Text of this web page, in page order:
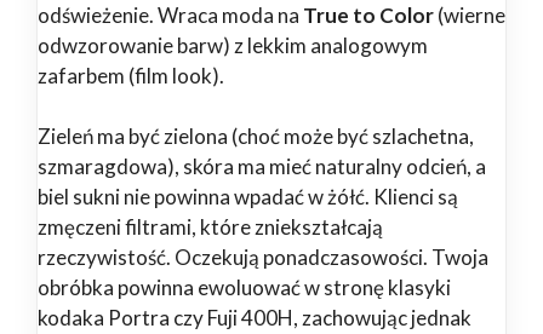
odświeżenie. Wraca moda na True to Color(wierne
odwzorowanie barw) z lekkim analogowym
zafarbem (film look).
Zieleń ma być zielona (choć może być szlachetna,
szmaragdowa), skóra ma mieć naturalny odcień, a
biel sukni nie powinna wpadać w żółć. Klienci są
zmęczeni filtrami, które zniekształcają
rzeczywistość. Oczekują ponadczasowości. Twoja
obróbka powinna ewoluować w stronę klasyki
kodaka Portra czy Fuji 400H, zachowując jednak